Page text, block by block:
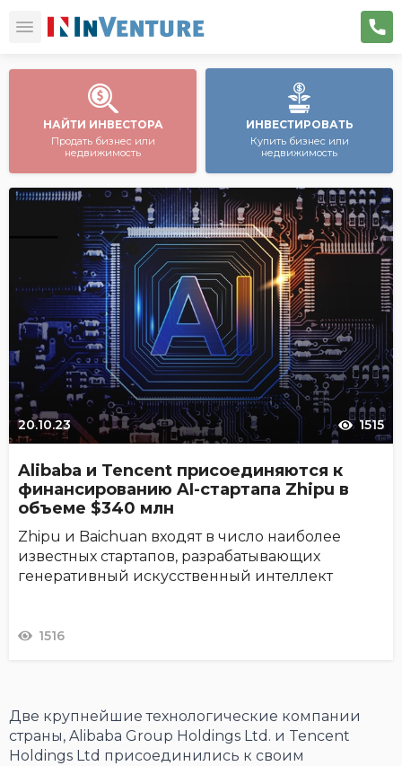
НАЙТИ ИНВЕСТОРА
Продать бизнес или
недвижимость
ИНВЕСТИРОВАТЬ
Купить бизнес или
недвижимость
20.10.23 1515
Alibaba и Tencent присоединяются к
финансированию AI-стартапа Zhipu в
объеме $340 млн
Zhipu и Baichuan входят в число наиболее
известных стартапов, разрабатывающих
генеративный искусственный интеллект
1516
Две крупнейшие технологические компании
страны, Alibaba Group Holdings Ltd. и Tencent
Holdings Ltd присоединились к своим